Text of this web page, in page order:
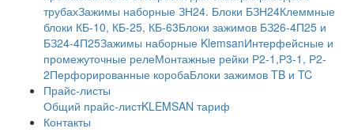
трубахЗажимы наборные ЗН24. Блоки БЗН24Клеммные
блоки КБ-10, КБ-25, КБ-63Блоки зажимов БЗ26-4П25 и
БЗ24-4П25Зажимы наборные KlemsanИнтерфейсные и
промежуточные релеМонтажные рейки Р2-1,Р3-1, Р2-
2Перфорированные коробаБлоки зажимов TB и TC
Прайс-листы
Общий прайс-листKLEMSAN тариф
Контакты